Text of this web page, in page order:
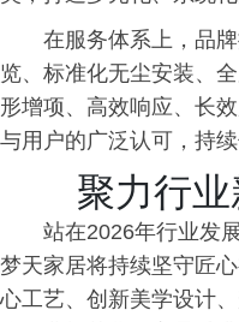
在服务体系上，品
览、标准化无尘安装、
形增项、高效响应、长
与用户的广泛认可，持
聚力行
站在2026年行业发
梦天家居将持续坚守匠
心工艺、创新美学设计